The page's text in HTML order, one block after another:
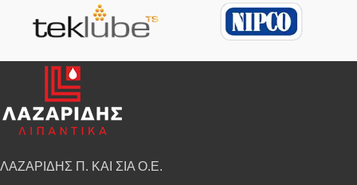
ΛΑΖΑΡΙΔΗΣ Π. ΚΑΙ ΣΙΑ Ο.Ε.